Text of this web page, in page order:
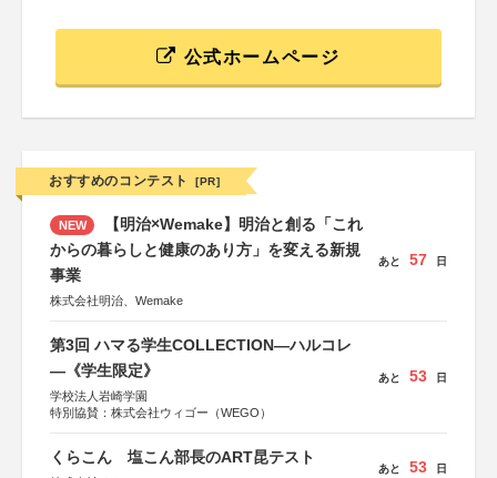
公式ホームページ
おすすめのコンテスト [PR]
NEW
【明治×Wemake】明治と創る「これ
からの暮らしと健康のあり方」を変える新規
事業
株式会社明治、Wemake
あと 57 日
第3回 ハマる学生COLLECTION―ハルコレ
―《学生限定》
学校法人岩崎学園
特別協賛：株式会社ウィゴー（WEGO）
あと 53 日
くらこん 塩こん部長のART昆テスト
あと 53 日